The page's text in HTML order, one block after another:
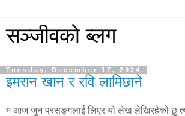
सञ्जीवको ब्लग
Tuesday, December 17, 2024
इमरान खान र रवि लामिछाने
म आज जुन प्रसङ्गलाई लिएर यो लेख लेखिरहेको छु